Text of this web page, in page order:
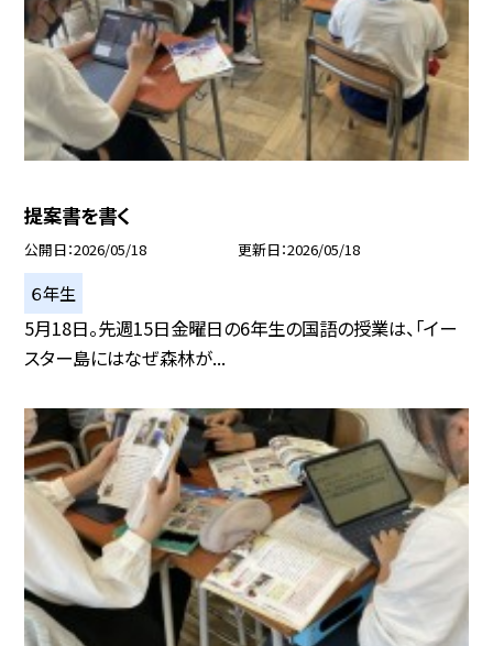
提案書を書く
公開日 2026/05/18 更新日 2026/05/18
６年生
5月18日。先週15日金曜日の6年生の国語の授業は、「イー
スター島にはなぜ森林が...